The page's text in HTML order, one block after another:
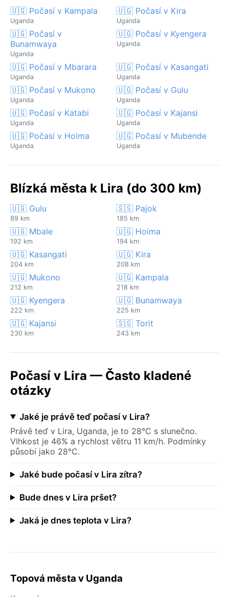
🇺🇬 Počasí v Kampala
Uganda
🇺🇬 Počasí v Kira
Uganda
🇺🇬 Počasí v
Bunamwaya
Uganda
🇺🇬 Počasí v Kyengera
Uganda
🇺🇬 Počasí v Mbarara
Uganda
🇺🇬 Počasí v Kasangati
Uganda
🇺🇬 Počasí v Mukono
Uganda
🇺🇬 Počasí v Gulu
Uganda
🇺🇬 Počasí v Katabi
Uganda
🇺🇬 Počasí v Kajansi
Uganda
🇺🇬 Počasí v Hoima
Uganda
🇺🇬 Počasí v Mubende
Uganda
Blízká města k Lira (do 300 km)
🇺🇬 Gulu
89 km
🇸🇸 Pajok
185 km
🇺🇬 Mbale
192 km
🇺🇬 Hoima
194 km
🇺🇬 Kasangati
204 km
🇺🇬 Kira
208 km
🇺🇬 Mukono
212 km
🇺🇬 Kampala
218 km
🇺🇬 Kyengera
222 km
🇺🇬 Bunamwaya
225 km
🇺🇬 Kajansi
230 km
🇸🇸 Torit
243 km
Počasí v Lira — Často kladené
otázky
Jaké je právě teď počasí v Lira?
Právě teď v Lira, Uganda, je to 28°C s slunečno.
Vlhkost je 46% a rychlost větru 11 km/h. Podmínky
působí jako 28°C.
Jaké bude počasí v Lira zítra?
Bude dnes v Lira pršet?
Jaká je dnes teplota v Lira?
Topová města v Uganda